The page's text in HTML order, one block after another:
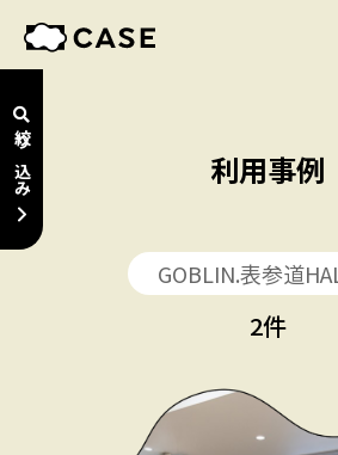
絞り込み 利用事例
GOBLIN.表参道
2件